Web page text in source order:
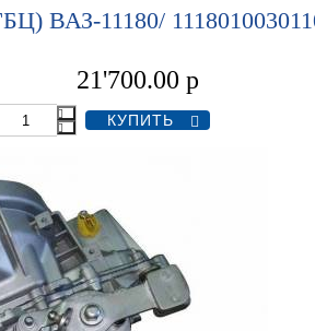
ВАЗ-11180/
21'700.00 р